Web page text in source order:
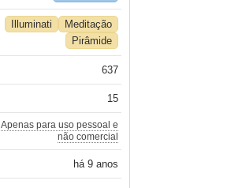
Illuminati
Meditação
Pirâmide
637
15
Apenas para uso pessoal e
não comercial
há 9 anos